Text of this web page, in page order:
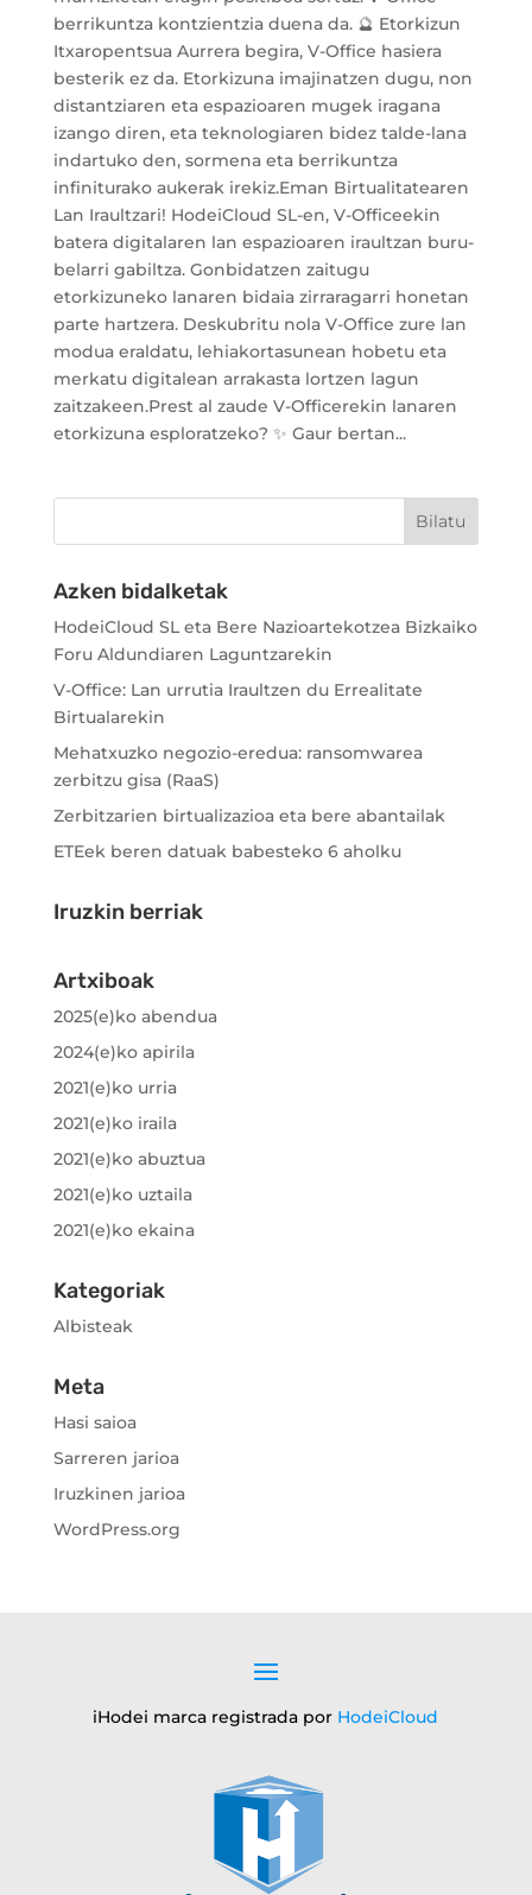
berrikuntza kontzientzia duena da. 🔮 Etorkizun
Itxaropentsua Aurrera begira, V-Office hasiera
besterik ez da. Etorkizuna imajinatzen dugu, non
distantziaren eta espazioaren mugek iragana
izango diren, eta teknologiaren bidez talde-lana
indartuko den, sormena eta berrikuntza
infiniturako aukerak irekiz.Eman Birtualitatearen
Lan Iraultzari! HodeiCloud SL-en, V-Officeekin
batera digitalaren lan espazioaren iraultzan buru-
belarri gabiltza. Gonbidatzen zaitugu
etorkizuneko lanaren bidaia zirraragarri honetan
parte hartzera. Deskubritu nola V-Office zure lan
modua eraldatu, lehiakortasunean hobetu eta
merkatu digitalean arrakasta lortzen lagun
zaitzakeen.Prest al zaude V-Officerekin lanaren
etorkizuna esploratzeko? ✨ Gaur bertan...
Azken bidalketak
HodeiCloud SL eta Bere Nazioartekotzea Bizkaiko
Foru Aldundiaren Laguntzarekin
V-Office: Lan urrutia Iraultzen du Errealitate
Birtualarekin
Mehatxuzko negozio-eredua: ransomwarea
zerbitzu gisa (RaaS)
Zerbitzarien birtualizazioa eta bere abantailak
ETEek beren datuak babesteko 6 aholku
Iruzkin berriak
Artxiboak
2025(e)ko abendua
2024(e)ko apirila
2021(e)ko urria
2021(e)ko iraila
2021(e)ko abuztua
2021(e)ko uztaila
2021(e)ko ekaina
Kategoriak
Albisteak
Meta
Hasi saioa
Sarreren jarioa
Iruzkinen jarioa
WordPress.org
iHodei marca registrada por HodeiCloud